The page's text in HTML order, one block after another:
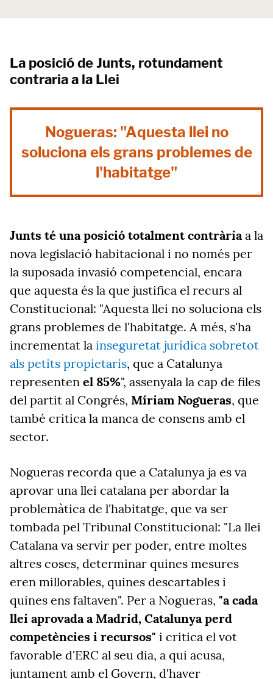
La posició de Junts, rotundament
contraria a la Llei
Nogueras: "Aquesta llei no
soluciona els grans problemes de
l'habitatge"
Junts té una posició totalment contràriaa la
nova legislació habitacional i no només per
la suposada invasió competencial, encara
que aquesta és la que justifica el recurs al
Constitucional: "Aquesta llei no soluciona els
grans problemes de l'habitatge. A més, s'ha
incrementat la inseguretat jurídica sobretot
als petits propietaris, que a Catalunya
representen el 85%", assenyala la cap de files
del partit al Congrés, Míriam Nogueras, que
també critica la manca de consens amb el
sector.
Nogueras recorda que a Catalunya ja es va
aprovar una llei catalana per abordar la
problemàtica de l'habitatge, que va ser
tombada pel Tribunal Constitucional: "La llei
Catalana va servir per poder, entre moltes
altres coses, determinar quines mesures
eren millorables, quines descartables i
quines ens faltaven". Per a Nogueras, "a cada
llei aprovada a Madrid, Catalunya perd
competències i recursos" i critica el vot
favorable d'ERC al seu dia, a qui acusa,
juntament amb el Govern, d'haver